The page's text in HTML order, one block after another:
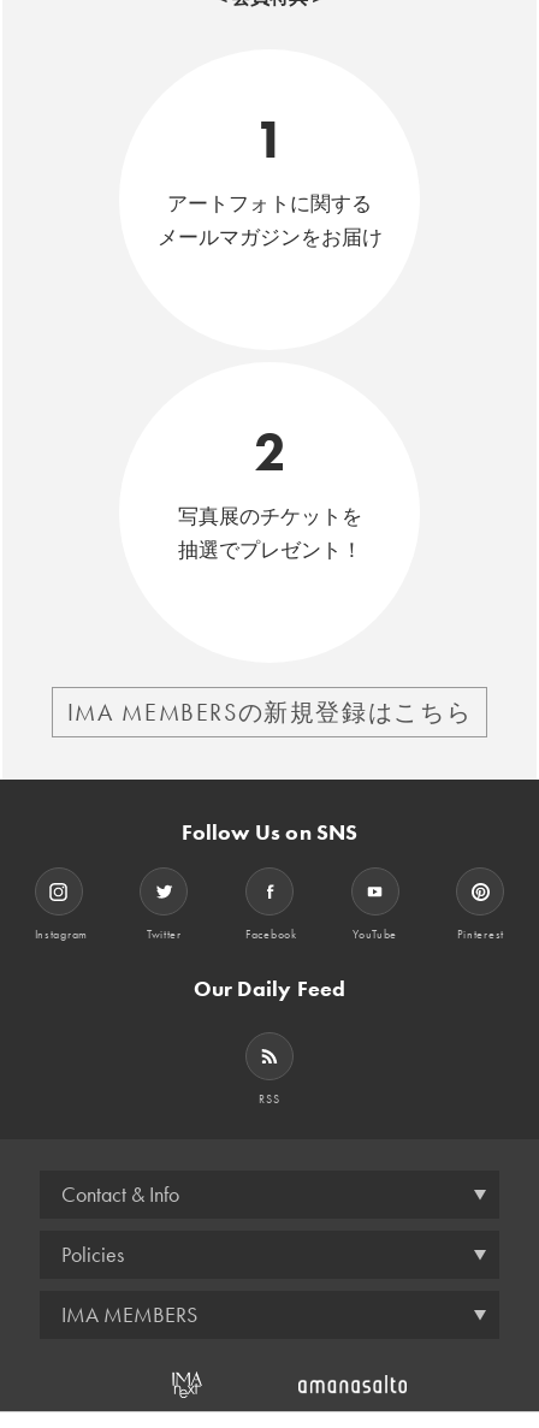
1
アートフォトに関する
メールマガジンをお届け
2
写真展のチケットを
抽選でプレゼント！
IMA MEMBERSの新規登録はこちら
Follow Us on SNS
Instagram Twitter Facebook YouTube Pinterest
Our Daily Feed
RSS
Contact & Info
Policies
IMA MEMBERS